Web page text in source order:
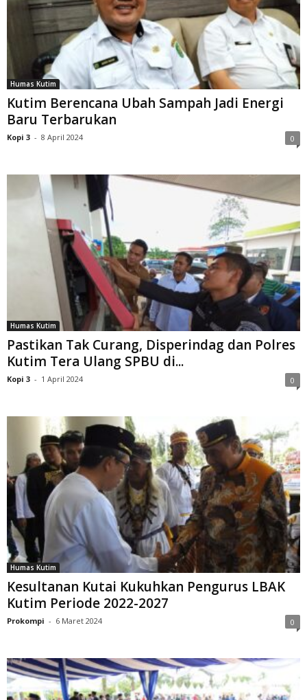
Humas Kutim
Kutim Berencana Ubah Sampah Jadi Energi
Baru Terbarukan
Kopi 3 - 8 April 2024 0
Humas Kutim
Pastikan Tak Curang, Disperindag dan Polres
Kutim Tera Ulang SPBU di...
Kopi 3 - 1 April 2024 0
Humas Kutim
Kesultanan Kutai Kukuhkan Pengurus LBAK
Kutim Periode 2022-2027
Prokompi - 6 Maret 2024 0